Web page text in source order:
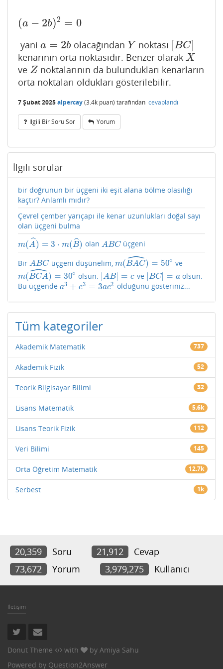
(a − 2b)2 = 0
(a− 2b)2=0
yani a = 2b
a=2b olacağındanY
Y noktası [BC]
[BC]
kenarının orta noktasıdır. Benzer olarak X
X
ve Z
Z noktalarının da bulundukları kenarların
orta noktaları oldukları gösterilebilir.
7 Şubat 2025alpercay(3.4k puan) tarafından cevaplandı
Ilgili Bir Soru Sor Yorum
İlgili sorular
bir doğrunun bir üçgeni iki eşit alana bölme olasılığı
kaçtır? Anlamlı mıdır?
Çevrel çember yarıçapı ile kenar uzunlukları doğal sayı
olan üçgeni bulma
m(A
ˆ) = 3 ⋅ m(B
ˆ)
m(A^)= 3⋅m( B ^) olan ABC
ABC üçgeni
Bir ABC
ABC üçgeni düşünelim, m(BAC
ˆ) = 50∘
m(BAC^)=50∘ ve
m(BCA
ˆ) = 30∘
m(BCA^)=30∘ olsun. AB| = c
|AB| c ve BC| = a
|BC| =a
olsun.
Bu üçgende a3 + c3 = 3ac2
a3 +c3=3 ac2 olduğunu gösteriniz...
Tüm kategoriler
Akademik Matematik 737
Akademik Fizik 52
Teorik Bilgisayar Bilimi 32
Lisans Matematik 5.6k
Lisans Teorik Fizik 112
Veri Bilimi 145
Orta Öğretim Matematik 12.7k
Serbest 1k
20,359 Soru 21,912
Cevap
73,672
Yorum 3,979,275 Kullanıcı
İletişim
Donut Theme with by Amiya Sahu
Powered by Question2Answer